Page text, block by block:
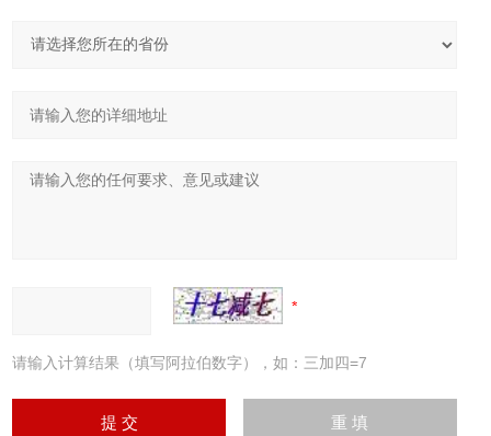
请输入计算结果（填写阿拉伯数字），如：三加四=7